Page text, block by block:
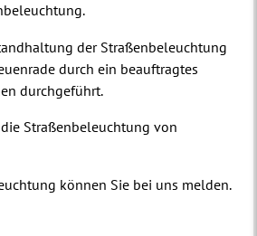
der Straßenbeleuchtung
durch ein beauftragtes
durchgeführt.
Straßenbeleuchtung von
können Sie bei uns melden.